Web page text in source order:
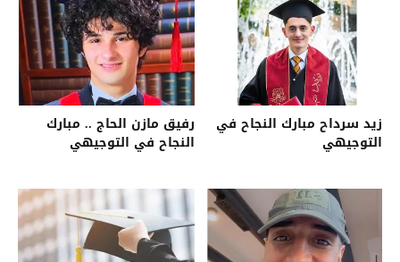
زيد سرداح مبارك النجاح في
التوجيهي
رفيق مازن الحاج .. مبارك
النجاح في التوجيهي